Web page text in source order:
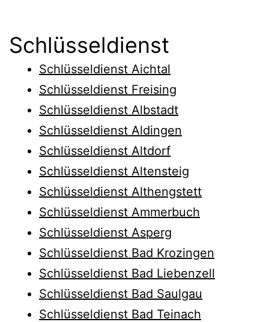
Schlüsseldienst
Schlüsseldienst Aichtal
Schlüsseldienst Freising
Schlüsseldienst Albstadt
Schlüsseldienst Aldingen
Schlüsseldienst Altdorf
Schlüsseldienst Altensteig
Schlüsseldienst Althengstett
Schlüsseldienst Ammerbuch
Schlüsseldienst Asperg
Schlüsseldienst Bad Krozingen
Schlüsseldienst Bad Liebenzell
Schlüsseldienst Bad Saulgau
Schlüsseldienst Bad Teinach